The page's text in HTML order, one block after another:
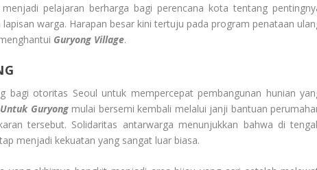
pelajaran berharga bagi perencana kota tentang
warga. Harapan besar kini tertuju pada program penataan
Guryong Village.
bagi otoritas Seoul untuk mempercepat pembangunan hunian
Guryongmulai bersemi kembali melalui janji bantuan
tersebut. Solidaritas antarwarga menunjukkan bahwa di
menjadi kekuatan yang sangat luar biasa.